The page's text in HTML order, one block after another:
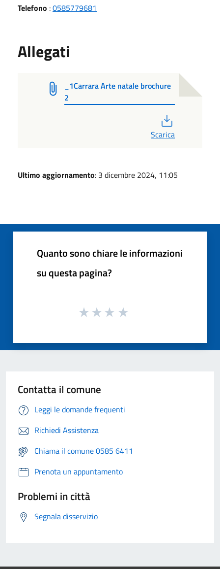
Telefono :0585779681
Allegati
_1Carrara Arte natale brochure
2
Scarica
Ultimo aggiornamento: 3 dicembre 2024, 11:05
Quanto sono chiare le informazioni
su questa pagina?
Contatta il comune
Leggi le domande frequenti
Richiedi Assistenza
Chiama il comune 0585 6411
Prenota un appuntamento
Problemi in città
Segnala disservizio